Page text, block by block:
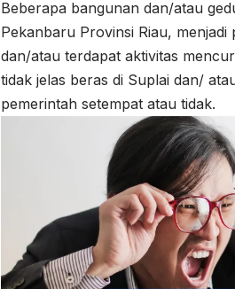
Beberapa bangunan dan/atau
Pekanbaru Provinsi Riau,
dan/atau terdapat aktivitas
tidak jelas beras di Suplai dan/
pemerintah setempat atau tidak.